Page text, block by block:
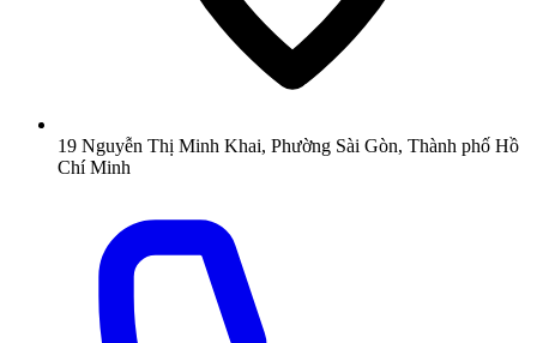
19 Nguyễn Thị Minh Khai, Phường Sài Gòn, Thành phố Hồ
Chí Minh